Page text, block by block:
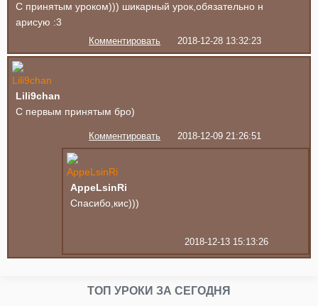
С принятым уроком))) шикарный урок,обязательно н
арисую :3
Комментировать 2018-12-28 13:32:23
Lili9chan
С первым принятым бро)
Комментировать 2018-12-09 21:26:51
AppeLsinRi
Спасибо,кис)))
2018-12-13 15:13:26
ТОП УРОКИ ЗА СЕГОДНЯ